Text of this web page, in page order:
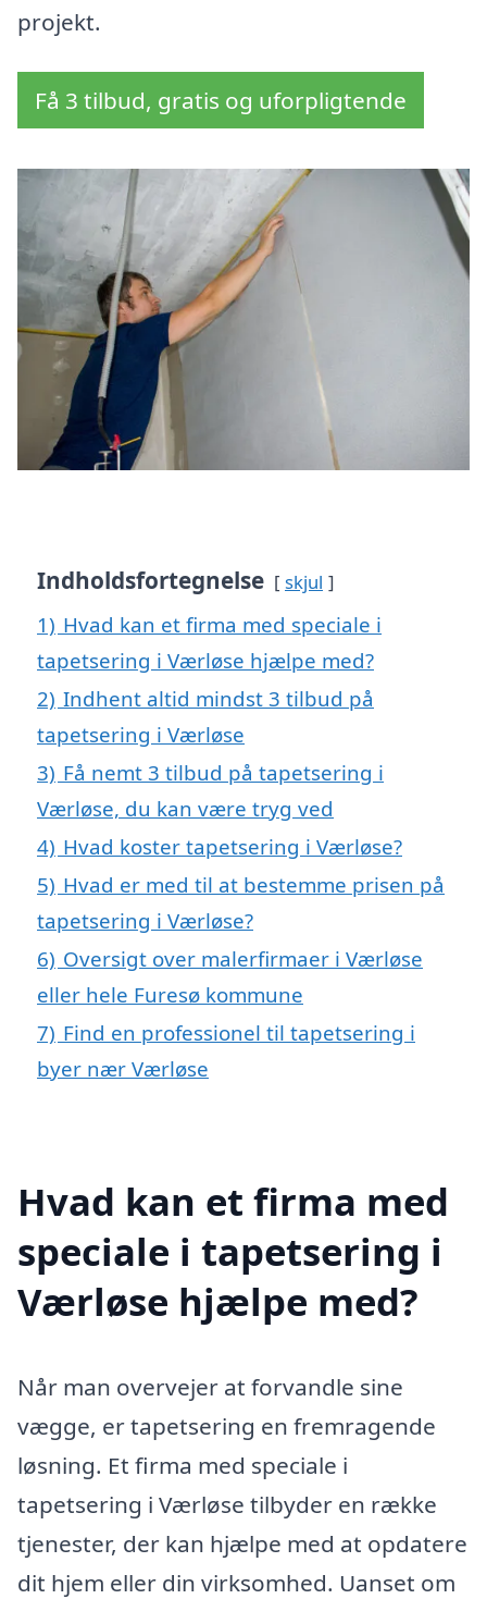
projekt.
Få 3 tilbud, gratis og uforpligtende
Indholdsfortegnelse skjul
1) Hvad kan et firma med speciale i
tapetsering i Værløse hjælpe med?
2) Indhent altid mindst 3 tilbud på
tapetsering i Værløse
3) Få nemt 3 tilbud på tapetsering i
Værløse, du kan være tryg ved
4) Hvad koster tapetsering i Værløse?
5) Hvad er med til at bestemme prisen på
tapetsering i Værløse?
6) Oversigt over malerfirmaer i Værløse
eller hele Furesø kommune
7) Find en professionel til tapetsering i
byer nær Værløse
Hvad kan et firma med
speciale i tapetsering i
Værløse hjælpe med?
Når man overvejer at forvandle sine
vægge, er tapetsering en fremragende
løsning. Et firma med speciale i
tapetsering i Værløse tilbyder en række
tjenester, der kan hjælpe med at opdatere
dit hjem eller din virksomhed. Uanset om